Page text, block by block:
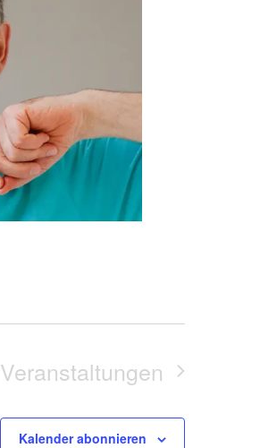
Veranstaltungen
Kalender abonnieren